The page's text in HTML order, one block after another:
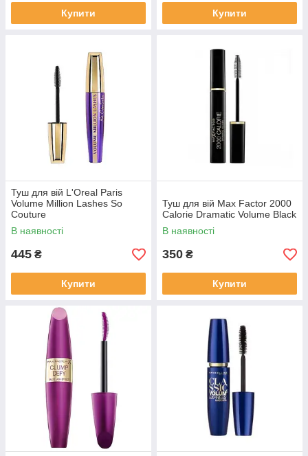
Купити Купити
Туш для вій L'Oreal Paris
Volume Million Lashes So
Couture
В наявності
445 ₴
Купити
Туш для вій Max Factor 2000
Calorie Dramatic Volume Black
В наявності
350 ₴
Купити